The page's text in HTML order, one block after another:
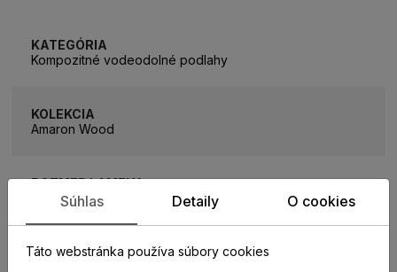
KATEGÓRIA
Kompozitné vodeodolné podlahy
KOLEKCIA
Amaron Wood
ROZMER LAMELY
1511 x 229 mm
ROZMER BALÍKA
Súhlas Detaily O cookies
Táto webstránka používa súbory cookies